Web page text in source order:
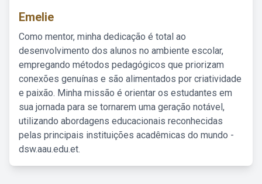
Emelie
Como mentor, minha dedicação é total ao
desenvolvimento dos alunos no ambiente escolar,
empregando métodos pedagógicos que priorizam
conexões genuínas e são alimentados por criatividade
e paixão. Minha missão é orientar os estudantes em
sua jornada para se tornarem uma geração notável,
utilizando abordagens educacionais reconhecidas
pelas principais instituições acadêmicas do mundo -
dsw.aau.edu.et.